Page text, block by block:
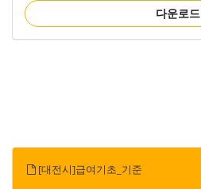
다운로드
[대전시]급여기초_기준